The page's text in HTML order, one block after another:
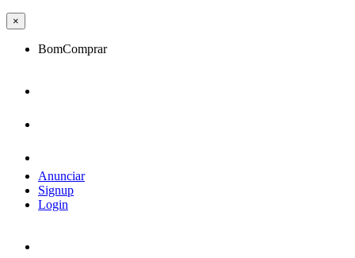
×
BomComprar
Anunciar
Signup
Login